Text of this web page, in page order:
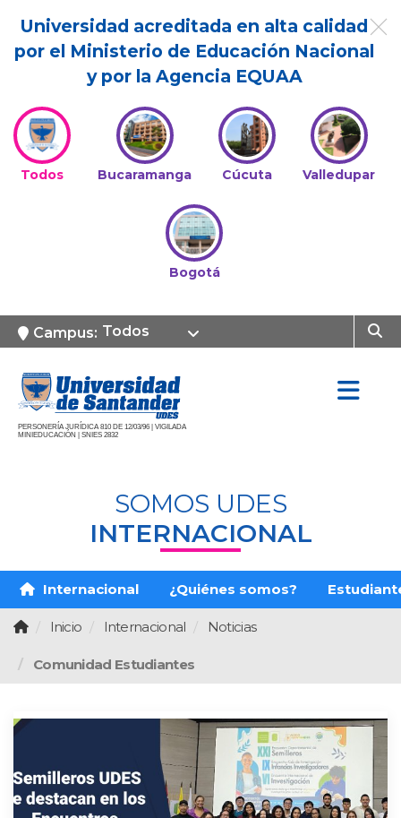
Universidad acreditada en alta calidad
por el Ministerio de Educación Nacional
y por la Agencia EQUAA
Todos Bucaramanga Cúcuta Valledupar
Bogotá
Campus: Todos
PERSONERÍA JURÍDICA 810 DE 12/03/96 | VIGILADA
MINIEDUCACIÓN | SNIES 2832
SOMOS UDES
INTERNACIONAL
Internacional ¿Quiénes somos?
Inicio Internacional Noticias
Comunidad Estudiantes